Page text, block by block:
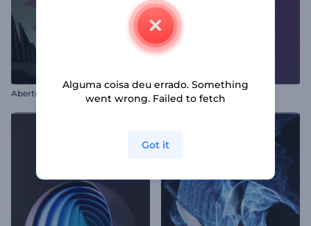
Abertura Macabra de Halloween Intro com Visual Vibrante
Alguma coisa deu errado. Something
went wrong. Failed to fetch
Got it